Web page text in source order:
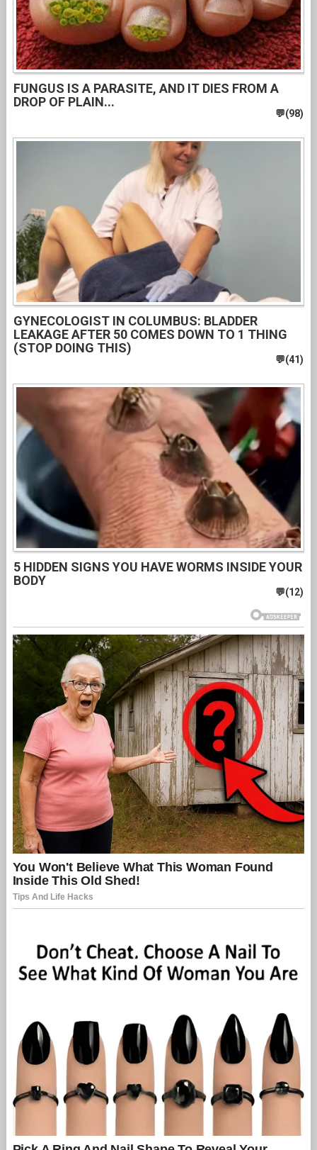
FUNGUS IS A PARASITE, AND IT DIES FROM A
DROP OF PLAIN...
GYNECOLOGIST IN COLUMBUS: BLADDER
LEAKAGE AFTER 50 COMES DOWN TO 1 THING
(STOP DOING THIS)
5 HIDDEN SIGNS YOU HAVE WORMS INSIDE YOUR
BODY